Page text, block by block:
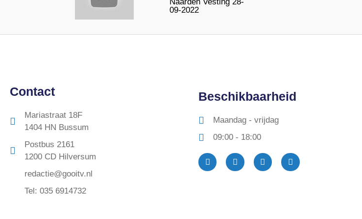
09-2022
Contact
Mariastraat 18F
1404 HN Bussum
Postbus 2161
1200 CD Hilversum
redactie@gooitv.nl
Tel: 035 6914732
Beschikbaarheid
Maandag - vrijdag
09:00 - 18:00